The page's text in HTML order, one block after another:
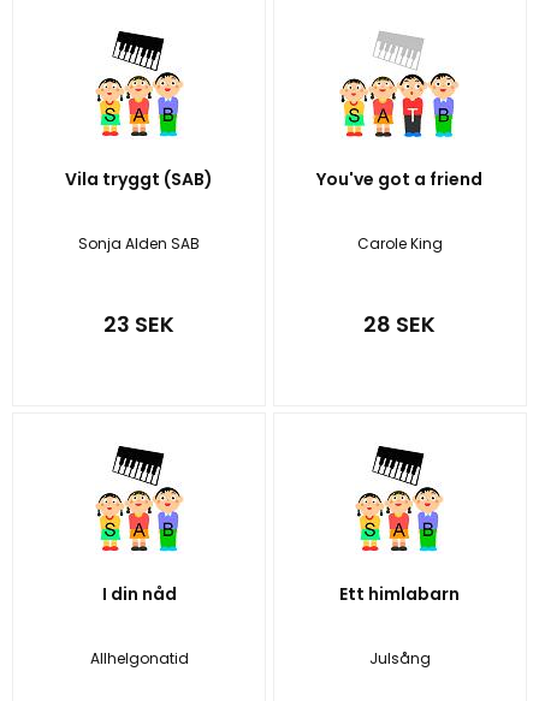
Vila tryggt (SAB)
Sonja Alden SAB
23 SEK
You've got a friend
Carole King
28 SEK
I din nåd
Allhelgonatid
Ett himlabarn
Julsång